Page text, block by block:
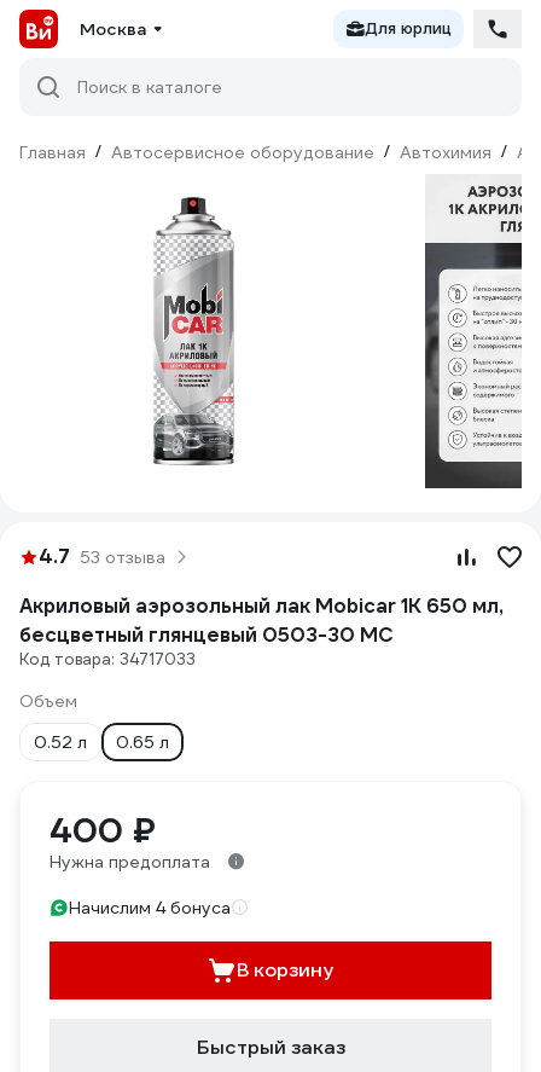
Москва Для юрлиц
Поиск в каталоге
Главная / Автосервисное оборудование / Автохимия /
4.7 53 отзыва
Акриловый аэрозольный лак Mobicar 1К 650 мл,
бесцветный глянцевый 0503-30 MC
Код товара: 34717033
Объем
0.52 л
0.65 л
400 ₽
Нужна предоплата
Начислим 4 бонуса
В корзину
Быстрый заказ